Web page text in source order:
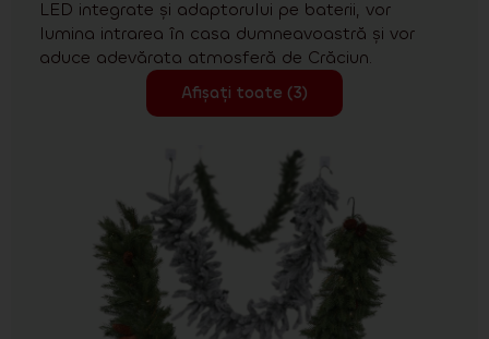
LED integrate și adaptorului pe baterii, vor
lumina intrarea în casa dumneavoastră și vor
aduce adevărata atmosferă de Crăciun.
Afișați toate (3)